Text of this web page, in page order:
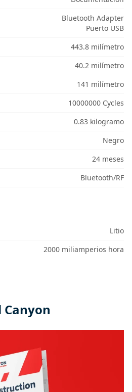
Bluetooth Adapter
Puerto USB
443.8 milímetro
40.2 milímetro
141 milímetro
10000000 Cycles
0.83 kilogramo
Negro
24 meses
Bluetooth/RF
Litio
2000 miliamperios hora
Canyon